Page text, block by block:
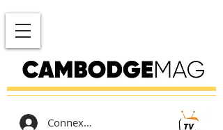
Connexion